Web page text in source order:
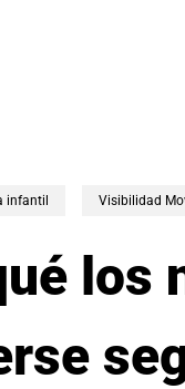
infantil Visibilidad
los